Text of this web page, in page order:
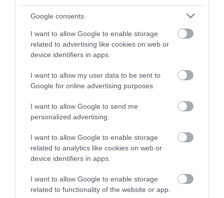
Google consents
I want to allow Google to enable storage
related to advertising like cookies on web or
device identifiers in apps.
I want to allow my user data to be sent to
Google for online advertising purposes.
I want to allow Google to send me
personalized advertising.
I want to allow Google to enable storage
related to analytics like cookies on web or
device identifiers in apps.
I want to allow Google to enable storage
related to functionality of the website or app.